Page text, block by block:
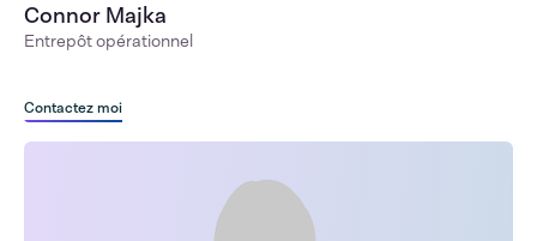
Connor Majka
Entrepôt opérationnel
Contactez moi